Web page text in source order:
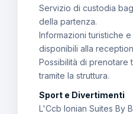
Servizio di custodia
della partenza.
Informazioni turistiche
disponibili alla
Possibilità di
tramite la struttura.
Sport e Divertimenti
L'Ccb Ionian Suites By